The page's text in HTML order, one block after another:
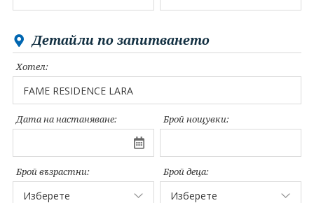
Детайли по запитването
Хотел:
Дата на настаняване: Брой нощувки:
Брой възрастни: Брой деца: